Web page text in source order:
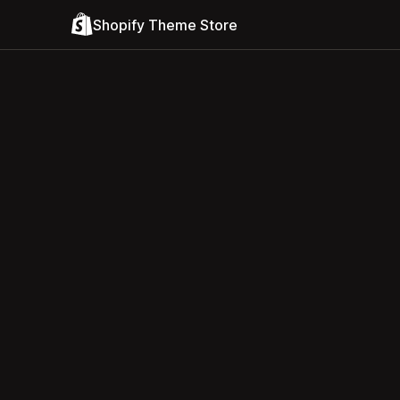
Shopify Theme Store